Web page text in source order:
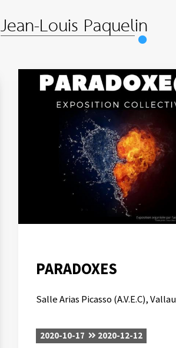
Jean-Louis Paquelin
PARADOXES
Salle Arias Picasso (A.V.E.C),
2020-10-17 2020-12-12